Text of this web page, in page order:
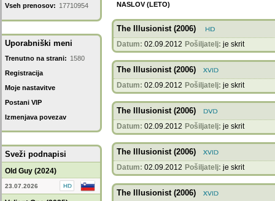
Vseh prenosov: 17710954
Uporabniški meni
Trenutno na strani: 1580
Registracija
Moje nastavitve
Postani VIP
Izmenjava povezav
Sveži podnapisi
Old Guy (2024)
23.07.2026
NASLOV (LETO)
The Illusionist (2006)
Datum: 02.09.2012 Pošiljatelj: je skrit
The Illusionist (2006)
Datum: 02.09.2012 Pošiljatelj: je skrit
The Illusionist (2006)
Datum: 02.09.2012 Pošiljatelj: je skrit
The Illusionist (2006)
Datum: 02.09.2012 Pošiljatelj: je skrit
The Illusionist (2006)